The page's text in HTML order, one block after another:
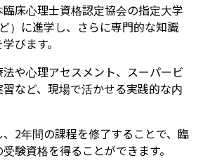
床心理士資格認定協会の指定大学
）に進学し、さらに専門的な知識
びます。
や心理アセスメント、スーパービ
など、現場で活かせる実践的な内
2年間の課程を修了することで、臨
験資格を得ることができます。